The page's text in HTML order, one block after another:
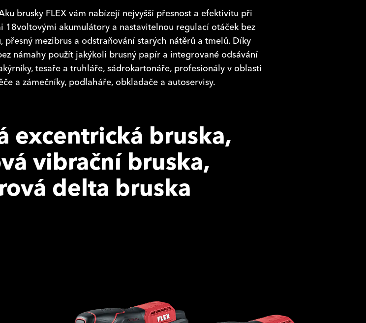
brusky FLEX vám nabízejí nejvyšší přesnost a efektivitu při
18voltovými akumulátory a nastavitelnou regulací otáček bez
mezibrus a odstraňování starých nátěrů a tmelů. Díky
námahy použít jakýkoli brusný papír a integrované odsávání
tesaře a truhláře, sádrokartonáře, profesionály v oblasti
a zámečníky, podlaháře, obkladače a autoservisy.
excentrická bruska,
vibrační bruska,
delta bruska